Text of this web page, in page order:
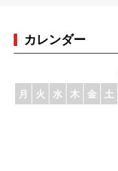
カレンダー
月
火 水 木 金 土